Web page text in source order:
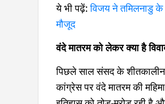
ये भी पढ़ें:विजय ने तमिलनाडु के
मौजूद
वंदे मातरम को लेकर क्या है
पिछले साल संसद के शीतकालीन
कांग्रेस पर वंदे मातरम की